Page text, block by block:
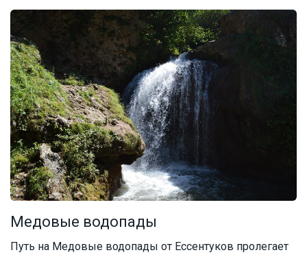
Медовые водопады
Путь на Медовые водопады от Ессентуков пролегает